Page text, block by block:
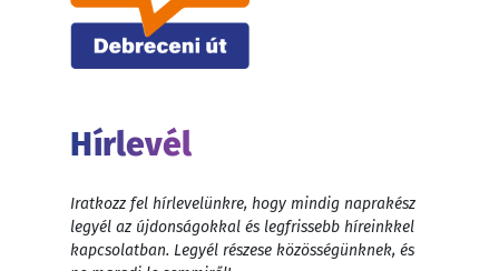
Hírlevél
Iratkozz fel hírlevelünkre, hogy mindig naprakész
legyél az újdonságokkal és legfrissebb híreinkkel
kapcsolatban. Legyél részese közösségünknek, és